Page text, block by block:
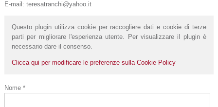
E-mail: teresatranchi@yahoo.it
Questo plugin utilizza cookie per raccogliere dati e cookie di terze
parti per migliorare l'esperienza utente. Per visualizzare il plugin è
necessario dare il consenso.
Clicca qui per modificare le preferenze sulla Cookie Policy
Nome *